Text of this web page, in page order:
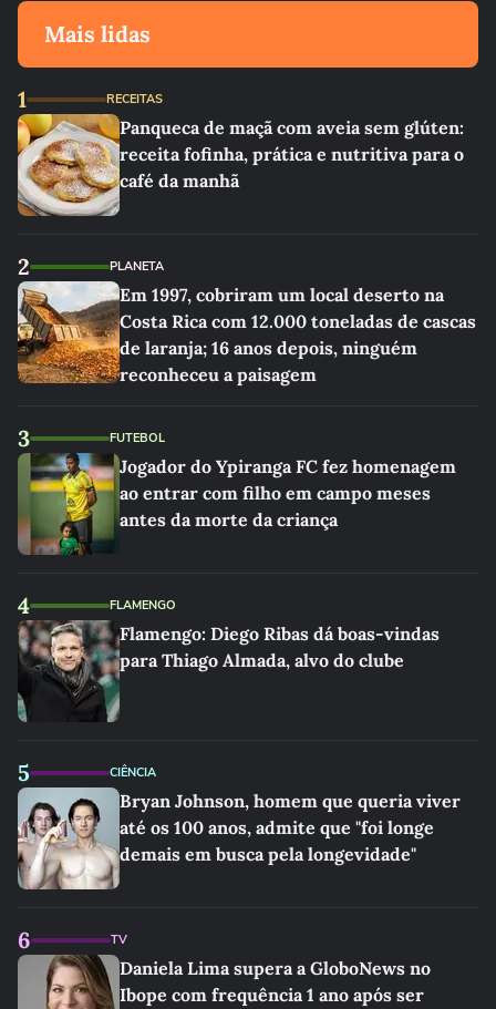
Mais lidas
1 RECEITAS
Panqueca de maçã com aveia sem glúten:
receita fofinha, prática e nutritiva para o
café da manhã
2 PLANETA
Em 1997, cobriram um local deserto na
Costa Rica com 12.000 toneladas de cascas
de laranja; 16 anos depois, ninguém
reconheceu a paisagem
3 FUTEBOL
Jogador do Ypiranga FC fez homenagem
ao entrar com filho em campo meses
antes da morte da criança
4 FLAMENGO
Flamengo: Diego Ribas dá boas-vindas
para Thiago Almada, alvo do clube
5 CIÊNCIA
Bryan Johnson, homem que queria viver
até os 100 anos, admite que "foi longe
demais em busca pela longevidade"
6 TV
Daniela Lima supera a GloboNews no
Ibope com frequência 1 ano após ser